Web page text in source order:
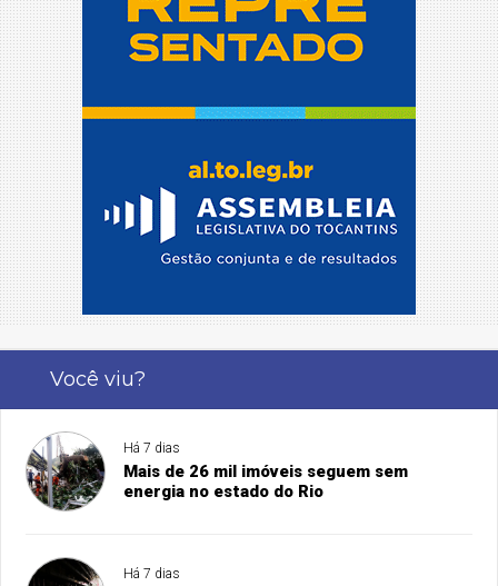
Você viu?
Há 7 dias
Mais de 26 mil imóveis seguem sem
energia no estado do Rio
Há 7 dias